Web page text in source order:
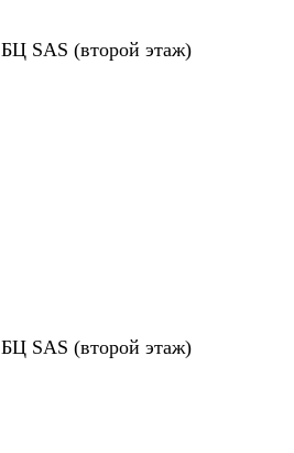
SAS (второй этаж)
SAS (второй этаж)